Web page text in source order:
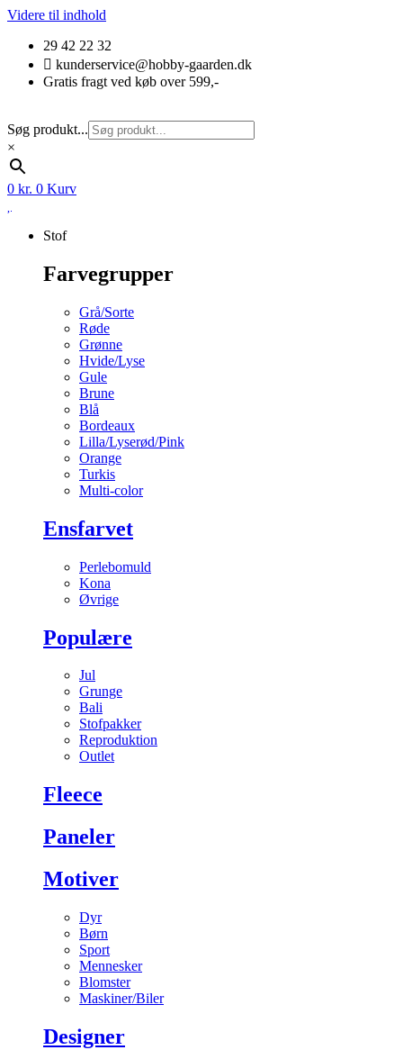
Videre til indhold
29 42 22 32
kunderservice@hobby-gaarden.dk
Gratis fragt ved køb over 599,-
Søg produkt...
×
0 kr. 0 Kurv
Stof
Farvegrupper
Grå/Sorte
Røde
Grønne
Hvide/Lyse
Gule
Brune
Blå
Bordeaux
Lilla/Lyserød/Pink
Orange
Turkis
Multi-color
Ensfarvet
Perlebomuld
Kona
Øvrige
Populære
Jul
Grunge
Bali
Stofpakker
Reproduktion
Outlet
Fleece
Paneler
Motiver
Dyr
Børn
Sport
Mennesker
Blomster
Maskiner/Biler
Designer